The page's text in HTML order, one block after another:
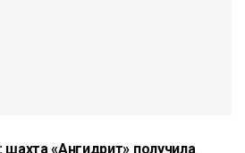
«Ангидрит» получила